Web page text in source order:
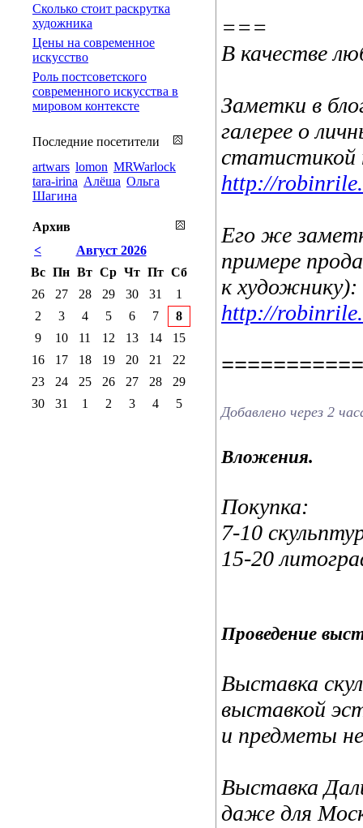
===
В качестве
Заметки в
галерее о
статистикой
http://
Его же
примере
к художнику):
http://
Добавлено через 2
Вложения.
Покупка:
7-10
15-20
Проведение
Выставка
выставкой
и предметы
Выставка
даже для
Сколько стоит раскрутка
художника
Цены на современное
искусство
Роль постсоветского
современного искусства в
мировом контексте
Последние посетители
artwars lomon MRWarlock
tara-irina Алёша Ольга
Шагина
Архив
<
Август 2026
Вс Пн Вт Ср Чт Пт Сб
26
27 28 29 30 31
1
2
3 4 5 6 7
8
9
10 11 12 13 14
15
16
17 18 19 20 21
22
23
24 25 26 27 28
29
30
31 1 2 3 4 5